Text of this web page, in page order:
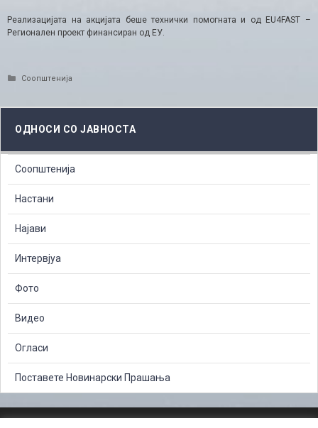
Реализацијата на акцијата беше технички помогната и од EU4FAST –
Регионален проект финансиран од ЕУ.
Categories
Соопштенија
ОДНОСИ СО ЈАВНОСТА
Соопштенија
Настани
Најави
Интервјуа
Фото
Видео
Огласи
Поставете Новинарски Прашања